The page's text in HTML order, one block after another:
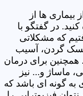
بیماری ها از
در گفتگو با
که مشکلاتی
گردن، آسیب
برای درمان
ماساژ و... نیز
به گونه ای باشد که